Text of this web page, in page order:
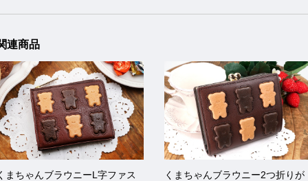
連商品
まちゃんブラウニーL字ファス
くまちゃんブラウニー2つ折りが